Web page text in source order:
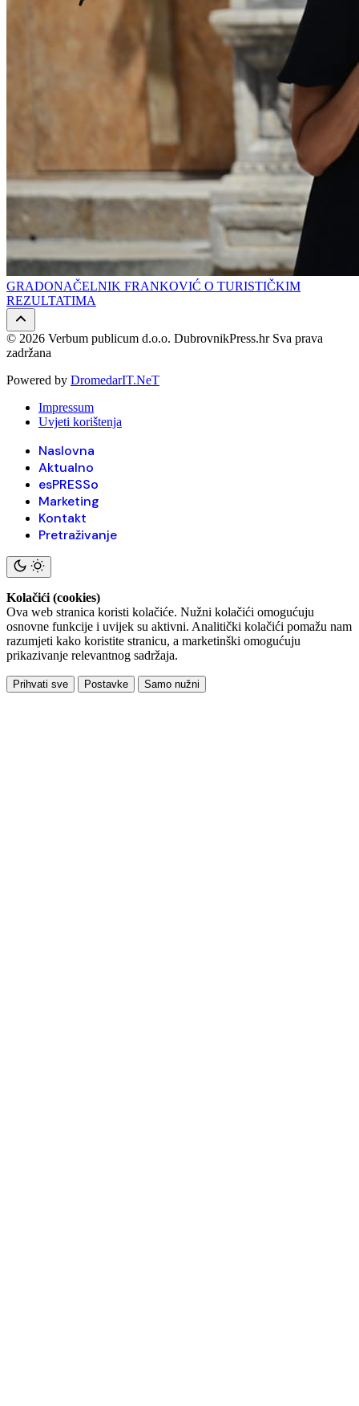
GRADONAČELNIK FRANKOVIĆ O TURISTIČKIM
REZULTATIMA
© 2026 Verbum publicum d.o.o. DubrovnikPress.hr Sva prava
zadržana
Powered by DromedarIT.NeT
Impressum
Uvjeti korištenja
Naslovna
Aktualno
esPRESSo
Marketing
Kontakt
Pretraživanje
Kolačići (cookies)
Ova web stranica koristi kolačiće. Nužni kolačići omogućuju
osnovne funkcije i uvijek su aktivni. Analitički kolačići pomažu nam
razumjeti kako koristite stranicu, a marketinški omogućuju
prikazivanje relevantnog sadržaja.
Prihvati sve Postavke Samo nužni